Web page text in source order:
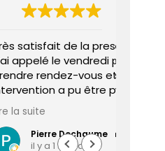
prestation.
pour
et une
être programmée
est arrivé à
professionnel,